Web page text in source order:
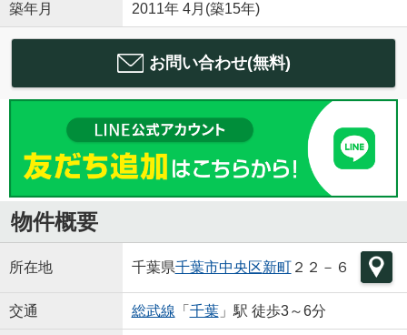
築年月 2011年 4月(築15年)
お問い合わせ(無料)
物件概要
所在地 千葉県千葉市中央区新町２２－６
交通 総武線 「 千葉」駅 徒歩3～6分